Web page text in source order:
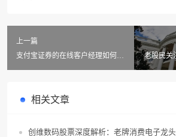
上一篇
支付宝证券的在线客户经理如何快
老股民关
相关文章
创维数码股票深度解析：老牌消费电子龙